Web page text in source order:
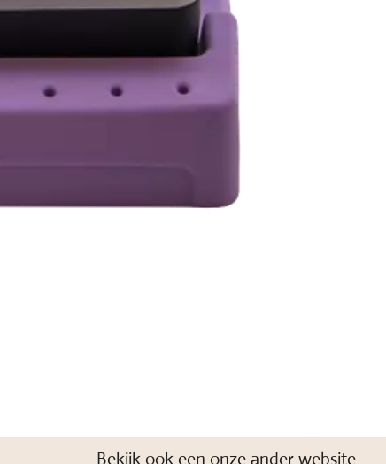
Bekijk ook een onze ander website